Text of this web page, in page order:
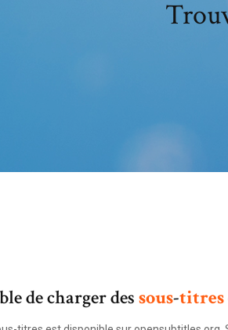
de charger dessous-titres